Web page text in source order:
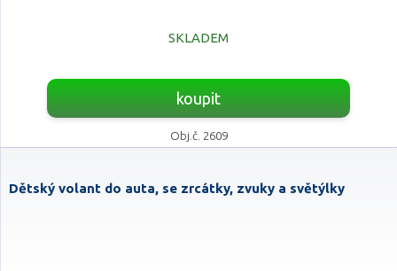
SKLADEM
koupit
Obj.č. 2609
Dětský volant do auta, se zrcátky, zvuky a světýlky